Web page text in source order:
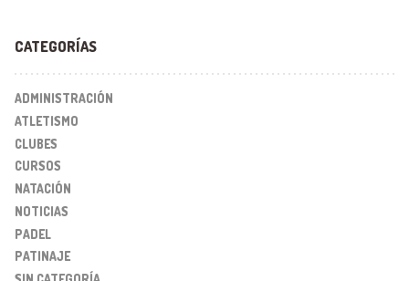
CATEGORÍAS
ADMINISTRACIÓN
ATLETISMO
CLUBES
CURSOS
NATACIÓN
NOTICIAS
PADEL
PATINAJE